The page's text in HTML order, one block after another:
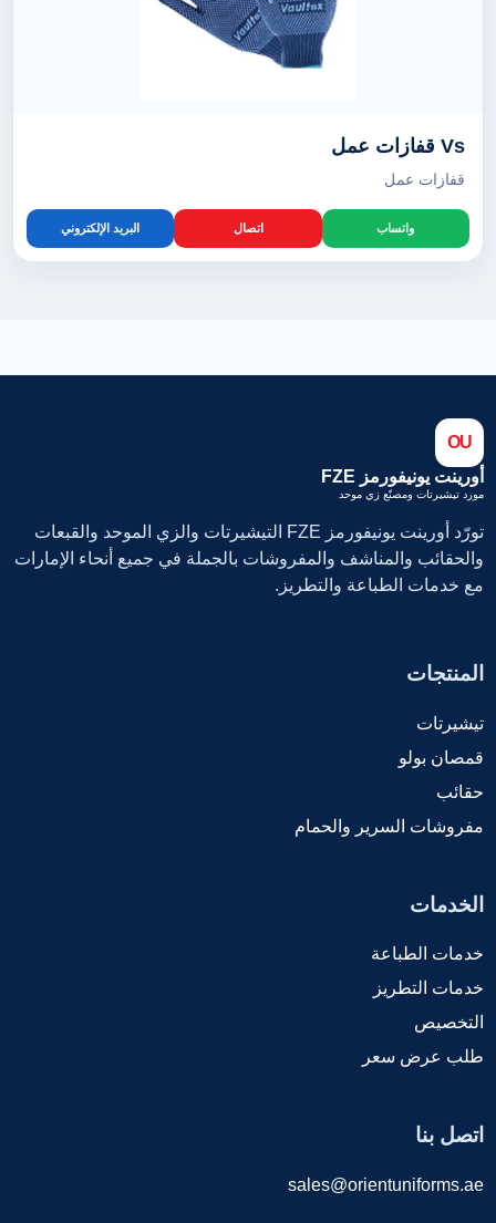
Vs قفازات عمل
قفازات عمل
واتساب اتصال البريد الإلكتروني
OU
أورينت يونيفورمز FZE
مورد تيشيرتات ومصنّع زي موحد
تورّد أورينت يونيفورمز FZE التيشيرتات والزي الموحد والقبعات
والحقائب والمناشف والمفروشات بالجملة في جميع أنحاء الإمارات
مع خدمات الطباعة والتطريز.
المنتجات
تيشيرتات
قمصان بولو
حقائب
مفروشات السرير والحمام
الخدمات
خدمات الطباعة
خدمات التطريز
التخصيص
طلب عرض سعر
اتصل بنا
sales@orientuniforms.ae